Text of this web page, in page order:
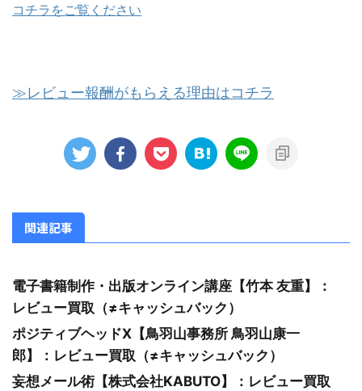
コチラをご覧ください
≫レビュー報酬がもらえる理由はコチラ
関連記事
電子書籍制作・出版オンライン講座【竹本 友重】：
レビュー買取（≠キャッシュバック）
ポジティブヘッドX【鳥羽山事務所 鳥羽山康一
郎】：レビュー買取（≠キャッシュバック）
妄想メール術【株式会社KABUTO】：レビュー買取